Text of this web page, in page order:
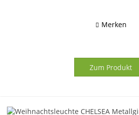
Merken
Zum Produkt